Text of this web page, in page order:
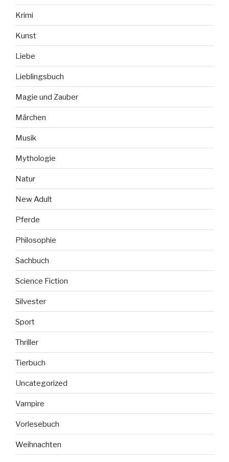
Krimi
Kunst
Liebe
Lieblingsbuch
Magie und Zauber
Märchen
Musik
Mythologie
Natur
New Adult
Pferde
Philosophie
Sachbuch
Science Fiction
Silvester
Sport
Thriller
Tierbuch
Uncategorized
Vampire
Vorlesebuch
Weihnachten